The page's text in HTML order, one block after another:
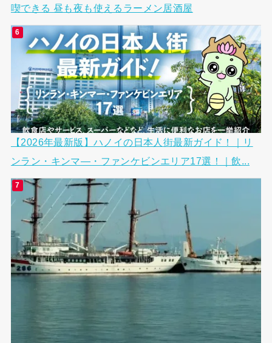
喫できる 昼も夜も使えるラーメン居酒屋
【2026年最新版】ハノイの日本人街最新ガイド！｜リ
ンラン・キンマ―・ファンケビンエリア17選！｜飲...